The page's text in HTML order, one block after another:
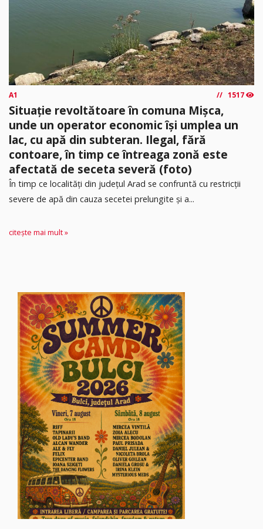
A1 1517
Situație revoltătoare în comuna Mișca,
unde un operator economic își umplea un
lac, cu apă din subteran. Ilegal, fără
contoare, în timp ce întreaga zonă este
afectată de seceta severă (foto)
În timp ce localități din județul Arad se confruntă cu restricții
severe de apă din cauza secetei prelungite și a...
citește mai mult »